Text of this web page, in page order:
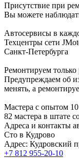
Присутствие при
Вы можете
Автосервисы в
Техцентры сети
Санкт-Петербурга
Ремонтируем
Предупреждаем об
менять, а
Мастера с опытом 10
82 мастера в штате
Адреса и контакты
Сто в Кудрово
Адрес: Кудровский
+7 812 955-20-10